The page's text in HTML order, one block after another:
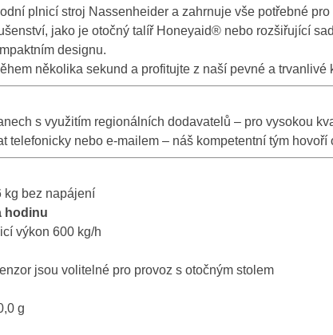
plnicí stroj Nassenheider a zahrnuje vše potřebné pro
jako je otočný talíř Honeyaid® nebo rozšiřující
designu.
několika sekund a profitujte z naší pevné a trvanlivé
s využitím regionálních dodavatelů – pro vysokou
telefonicky nebo e-mailem – náš kompetentní tým hovoří
kg bez napájení
hodinu
výkon 600 kg/h
jsou volitelné pro provoz s otočným stolem
g